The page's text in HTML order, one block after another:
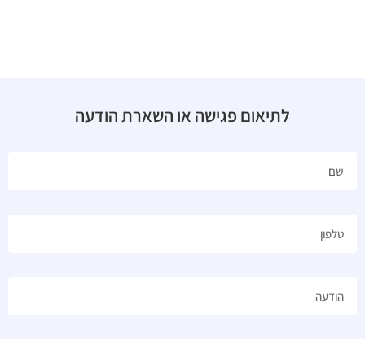
לתיאום פגישה או השארת הודעה